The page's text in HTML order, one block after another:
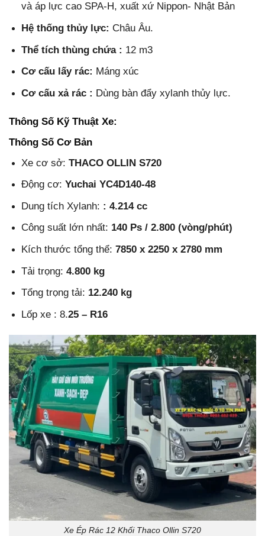
và áp lực cao SPA-H, xuất xứ Nippon- Nhật Bản
Hệ thống thủy lực: Châu Âu.
Thể tích thùng chứa : 12 m3
Cơ cấu lấy rác: Máng xúc
Cơ cấu xả rác : Dùng bàn đẩy xylanh thủy lực.
Thông Số Kỹ Thuật Xe:
Thông Số Cơ Bản
Xe cơ sở: THACO OLLIN S720
Động cơ: Yuchai YC4D140-48
Dung tích Xylanh: : 4.214 cc
Công suất lớn nhất: 140 Ps / 2.800 (vòng/phút)
Kích thước tổng thể: 7850 x 2250 x 2780 mm
Tải trọng: 4.800 kg
Tổng trọng tải: 12.240 kg
Lốp xe : 8.25 – R16
Xe Ép Rác 12 Khối Thaco Ollin S720